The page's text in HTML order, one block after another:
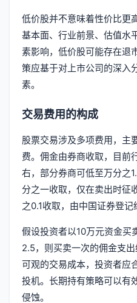
低价股并不意味着性价比更
基本面、行业前景、估值水
素影响，低价股可能存在退
策应基于对上市公司的深入
素。
交易费用的构成
股票交易涉及多项费用，主
费。佣金由券商收取，目前
右，部分券商可低至万分之
分之一收取，仅在卖出时征
之0.1收取，由中国证券登记
假设投资者以10万元资金买
2.5，则买卖一次的佣金支
可观的交易成本，投资者应
投机。长期持有策略可以有
侵蚀。